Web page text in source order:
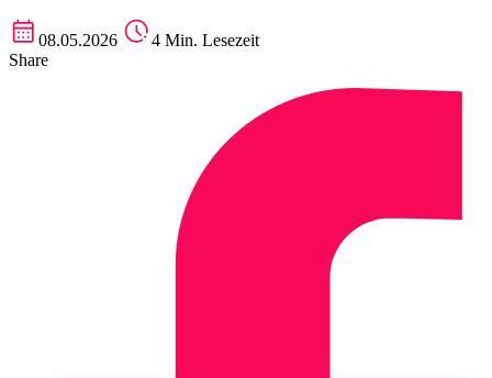
08.05.2026
4 Min. Lesezeit
Share